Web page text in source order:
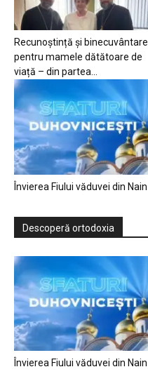
Recunoștință și binecuvântare
pentru mamele dătătoare de
viață – din partea...
Învierea Fiului văduvei din Nain
Descoperă ortodoxia
Învierea Fiului văduvei din Nain